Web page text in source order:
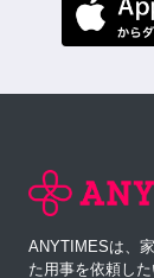
ANYTIMESは、
た用事を依頼し